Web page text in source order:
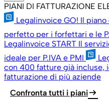
PIANI DI FATTURAZIONE
Legalinvoice GO! Il
perfetto per i forfettari e le
Legalinvoice START Il
ideale per P.IVA e PMI
con 400 fatture già incluse,
fatturazione di più aziende
Confronta tutti i pianiarrow_right_alt